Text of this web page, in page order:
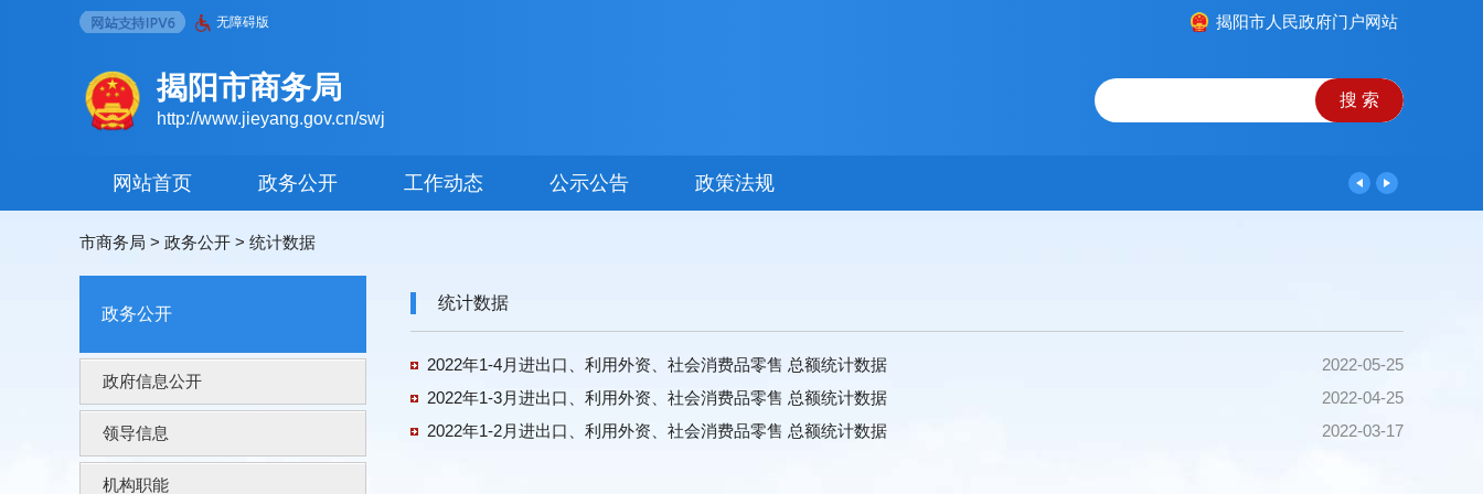
无障碍版 揭阳市人民政府门户网站
揭阳市商务局
http://www.jieyang.gov.cn/swj
网站首页 政务公开 工作动态 公示公告 政策法规
市商务局 > 政务公开 > 统计数据
政务公开
政府信息公开
领导信息
机构职能
统计数据
2022-05-25
2022年1-4月进出口、利用外资、社会消费品零售 总额统计数据
2022-04-25
2022年1-3月进出口、利用外资、社会消费品零售 总额统计数据
2022-03-17
2022年1-2月进出口、利用外资、社会消费品零售 总额统计数据